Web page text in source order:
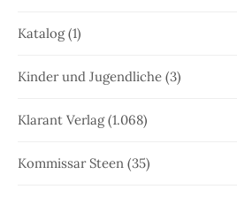
Katalog(1)
Kinder und Jugendliche (3)
Klarant Verlag(1.068)
Kommissar Steen (35)